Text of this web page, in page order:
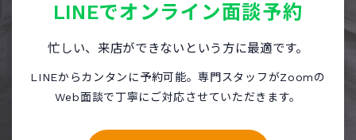
LINEでオンライン面談予約
忙しい、来店ができないという方に最適です。
LINEからカンタンに予約可能。専門スタッフがZoomの
Web面談で丁寧にご対応させていただきます。